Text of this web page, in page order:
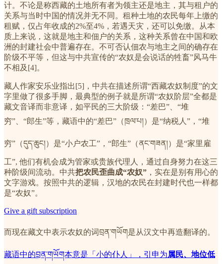
计。不论是称西藏的土地所有者为领主还是地主，其与租户的
关系与当时中国的情况并无不同。租种土地的农民每年上缴的
租赋，仅占年收成的2%至4%，若遇天灾，还可以免缴。从本
质上来说，这就是地主和佃户的关系，这种关系曾在中国和欧
洲的封建社会中普遍存在。不可否认佃农与地主之间的确存在
阶级不平等，但这与中共宣传的“农奴是会说话的牲畜”风马牛
不相及[4]。
藏人作家安乐业指出[5]，中共在描述所谓“西藏农奴制度”的文
字里做了很多手脚，最典型的例子就是所谓“农奴阶层”全都是
藏文音译而非意译，如平民的三大阶级：“差巴”、“堆
穷”、“郎生”等，藏语中的“差巴”（ཁྲལ་པ།）是“纳税人”，“堆
穷”（དུད་ཆུང།）是“小户农工”，“郎生”（ནང་གཟན།）是“家里雇
工”, 他们有机会成为管家或贵族代理人，通过自身努力在这三
种阶级间流动。中共把农民歪曲成“农奴” ，实在是别有用心的
文字游戏。按照中共的逻辑，汉地的农民在封建时代也一样都
是“农奴”。
Give a gift subscription
而现在藏文中表示农奴的词བྲན་གཡོག是从汉文中再造翻译的。
藏语中的བྲན་གཡོག本意是「小的仆人」，引申为属民、地位低